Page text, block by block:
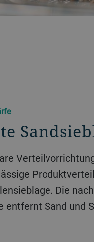
Die
entfernt Sand und